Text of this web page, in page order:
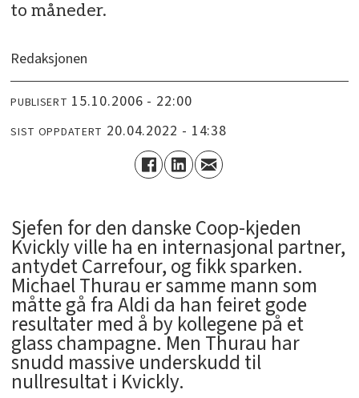
to måneder.
Redaksjonen
PUBLISERT 15.10.2006 - 22:00
SIST OPPDATERT 20.04.2022 - 14:38
Sjefen for den danske Coop-kjeden
Kvickly ville ha en internasjonal partner,
antydet Carrefour, og fikk sparken.
Michael Thurau er samme mann som
måtte gå fra Aldi da han feiret gode
resultater med å by kollegene på et
glass champagne. Men Thurau har
snudd massive underskudd til
nullresultat i Kvickly.